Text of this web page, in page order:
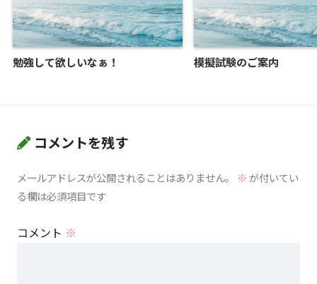
勉強して欲しいなぁ！ 模擬試験のご案内
コメントを残す
メールアドレスが公開されることはありません。 ※が付いてい
る欄は必須項目です
コメント ※